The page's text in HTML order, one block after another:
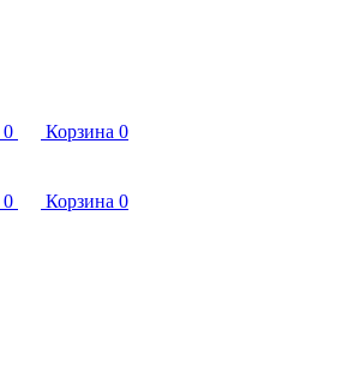
0 Корзина 0
0 Корзина 0